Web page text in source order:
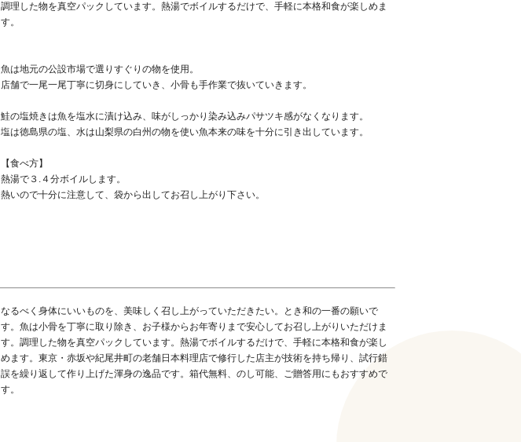
調理した物を真空パックしています。熱湯でボイルするだけで、手軽に本格和食が楽しめま
す。
魚は地元の公設市場で選りすぐりの物を使用。
店舗で一尾一尾丁寧に切身にしていき、小骨も手作業で抜いていきます。
鮭の塩焼きは魚を塩水に漬け込み、味がしっかり染み込みパサツキ感がなくなります。
塩は徳島県の塩、水は山梨県の白州の物を使い魚本来の味を十分に引き出しています。
【食べ方】
熱湯で３.４分ボイルします。
熱いので十分に注意して、袋から出してお召し上がり下さい。
なるべく身体にいいものを、美味しく召し上がっていただきたい。とき和の一番の願いで
す。魚は小骨を丁寧に取り除き、お子様からお年寄りまで安心してお召し上がりいただけま
す。調理した物を真空パックしています。熱湯でボイルするだけで、手軽に本格和食が楽し
めます。東京・赤坂や紀尾井町の老舗日本料理店で修行した店主が技術を持ち帰り、試行錯
誤を繰り返して作り上げた渾身の逸品です。箱代無料、のし可能、ご贈答用にもおすすめで
す。